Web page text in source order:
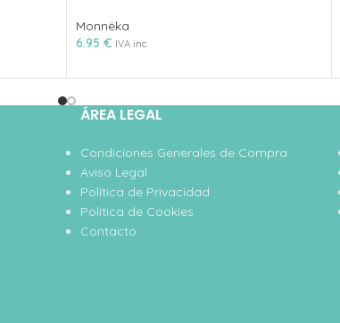
Monnëka
6.95 € IVA inc.
ÁREA LEGAL
Condiciones Generales de Compra
Aviso Legal
Política de Privacidad
Política de Cookies
Contacto